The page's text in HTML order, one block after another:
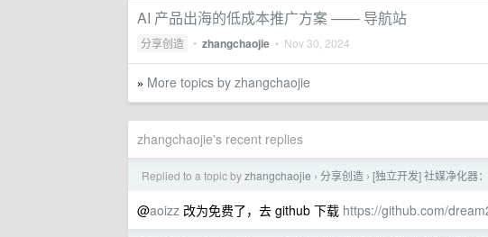
AI 产品出海的低成本推广方案 —— 导航站
分享创造 • zhangchaojie • Nov 30, 2024
» More topics by zhangchaojie
zhangchaojie's recent replies
Replied to a topic byzhangchaojie › 分享创造 › [独立开发] 社媒净化器
@aoizz 改为免费了，去 github 下载 https://github.com/